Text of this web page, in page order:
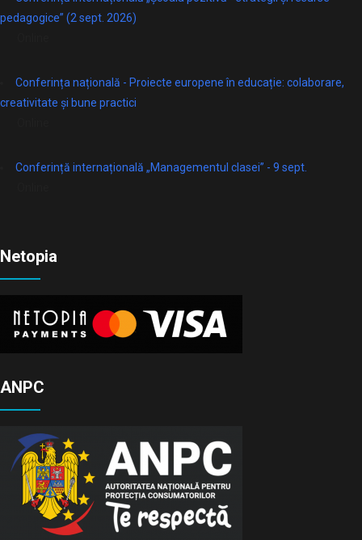
pedagogice” (2 sept. 2026)
Conferința națională - Proiecte europene în educație: colaborare,
creativitate și bune practici
Conferință internațională „Managementul clasei” - 9 sept.
Netopia
ANPC